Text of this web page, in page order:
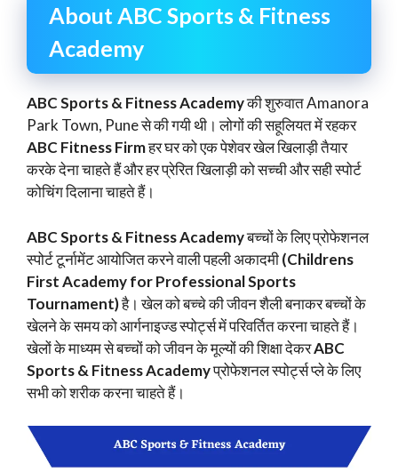
About ABC Sports & Fitness
Academy
ABC Sports & Fitness Academyकी शुरुवात Amanora
Park Town, Pune से की गयी थी। लोगों की सहूलियत में रहकर
ABC Fitness Firmहर घर को एक पेशेवर खेल खिलाड़ी तैयार
करके देना चाहते हैं और हर प्रेरित खिलाड़ी को सच्ची और सही स्पोर्ट
कोचिंग दिलाना चाहते हैं।
ABC Sports & Fitness Academyबच्चों के लिए प्रोफेशनल
स्पोर्ट टूर्नामेंट आयोजित करने वाली पहली अकादमी(Childrens
First Academy for Professional Sports
Tournament)है। खेल को बच्चे की जीवन शैली बनाकर बच्चों के
खेलने के समय को आर्गनाइज्ड स्पोर्ट्स में परिवर्तित करना चाहते हैं।
खेलों के माध्यम से बच्चों को जीवन के मूल्यों की शिक्षा देकरABC
Sports & Fitness Academyप्रोफेशनल स्पोर्ट्स प्ले के लिए
सभी को शरीक करना चाहते हैं।